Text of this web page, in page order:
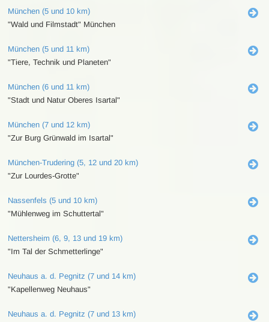
München (5 und 10 km)
"Wald und Filmstadt" München
München (5 und 11 km)
"Tiere, Technik und Planeten"
München (6 und 11 km)
"Stadt und Natur Oberes Isartal"
München (7 und 12 km)
"Zur Burg Grünwald im Isartal"
München-Trudering (5, 12 und 20 km)
"Zur Lourdes-Grotte"
Nassenfels (5 und 10 km)
"Mühlenweg im Schuttertal"
Nettersheim (6, 9, 13 und 19 km)
"Im Tal der Schmetterlinge"
Neuhaus a. d. Pegnitz (7 und 14 km)
"Kapellenweg Neuhaus"
Neuhaus a. d. Pegnitz (7 und 13 km)